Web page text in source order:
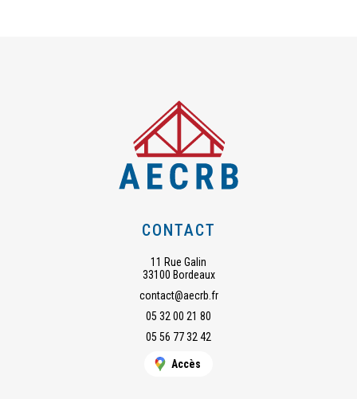
CONTACT
11 Rue Galin
33100 Bordeaux
contact@aecrb.fr
05 32 00 21 80
05 56 77 32 42
Accès